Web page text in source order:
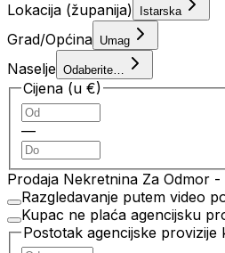
Lokacija (županija) Istarska
Grad/Općina Umag
Naselje Odaberite…
Cijena (u €)
—
Prodaja Nekretnina Za Odmor -
Razgledavanje putem video
Kupac ne plaća agencijsku
Postotak agencijske provizije